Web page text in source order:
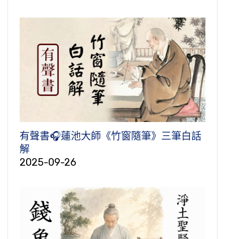
有聲書🎧蓮池大師《竹窗隨筆》三筆白話
解
2025-09-26